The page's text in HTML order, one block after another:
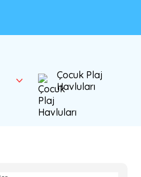
Çocuk Plaj
Havluları